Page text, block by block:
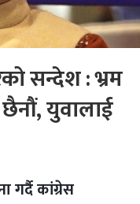
सन्देश : भ्रम
युवालाई
गर्दै कांग्रेस